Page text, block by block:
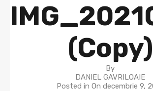
(Copy)
By
DANIEL GAVRILOAIE
Posted in On decembrie 9,